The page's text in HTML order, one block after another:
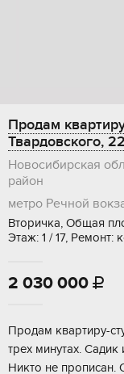
Продам
Твардовского, 22
Новосибирская
район
метро Речной
Вторичка, Общая
Этаж: 1 / 17, Ремонт:
2 030 000 
Продам квартиру-
трех минутах.
Никто не прописан.